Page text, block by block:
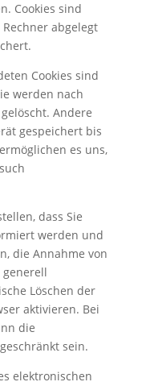
Cookies sind
abgelegt
Cookies sind
werden nach
Andere
gespeichert bis
es uns,
dass Sie
werden und
die Annahme von
generell
Löschen der
aktivieren. Bei
die
sein.
elektronischen